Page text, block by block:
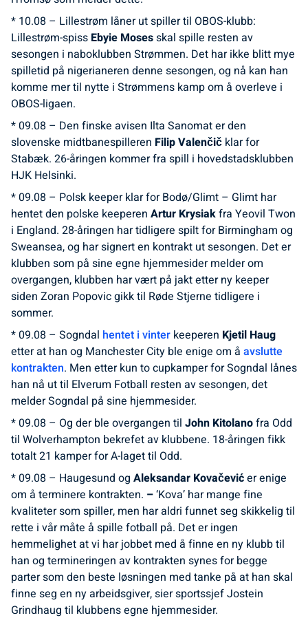
* 10.08 – Lillestrøm låner ut spiller til OBOS-klubb:
Lillestrøm-spiss Ebyie Mosesskal spille resten av
sesongen i naboklubben Strømmen. Det har ikke blitt mye
spilletid på nigerianeren denne sesongen, og nå kan han
komme mer til nytte i Strømmens kamp om å overleve i
OBOS-ligaen.
* 09.08 – Den finske avisen Ilta Sanomat er den
slovenske midtbanespilleren Filip Valenčič klar for
Stabæk. 26-åringen kommer fra spill i hovedstadsklubben
HJK Helsinki.
* 09.08 – Polsk keeper klar for Bodø/Glimt – Glimt har
hentet den polske keeperen Artur Krysiakfra Yeovil Twon
i England. 28-åringen har tidligere spilt for Birmingham og
Sweansea, og har signert en kontrakt ut sesongen. Det er
klubben som på sine egne hjemmesider melder om
overgangen, klubben har vært på jakt etter ny keeper
siden Zoran Popovic gikk til Røde Stjerne tidligere i
sommer.
* 09.08 – Sogndal hentet i vinter keeperen Kjetil Haug
etter at han og Manchester City ble enige om å avslutte
kontrakten. Men etter kun to cupkamper for Sogndal lånes
han nå ut til Elverum Fotball resten av sesongen, det
melder Sogndal på sine hjemmesider.
* 09.08 – Og der ble overgangen til John Kitolanofra Odd
til Wolverhampton bekrefet av klubbene. 18-åringen fikk
totalt 21 kamper for A-laget til Odd.
* 09.08 – Haugesund og Aleksandar Kovačevićer enige
om å terminere kontrakten. –‘Kova’ har mange fine
kvaliteter som spiller, men har aldri funnet seg skikkelig til
rette i vår måte å spille fotball på. Det er ingen
hemmelighet at vi har jobbet med å finne en ny klubb til
han og termineringen av kontrakten synes for begge
parter som den beste løsningen med tanke på at han skal
finne seg en ny arbeidsgiver, sier sportssjef Jostein
Grindhaug til klubbens egne hjemmesider.